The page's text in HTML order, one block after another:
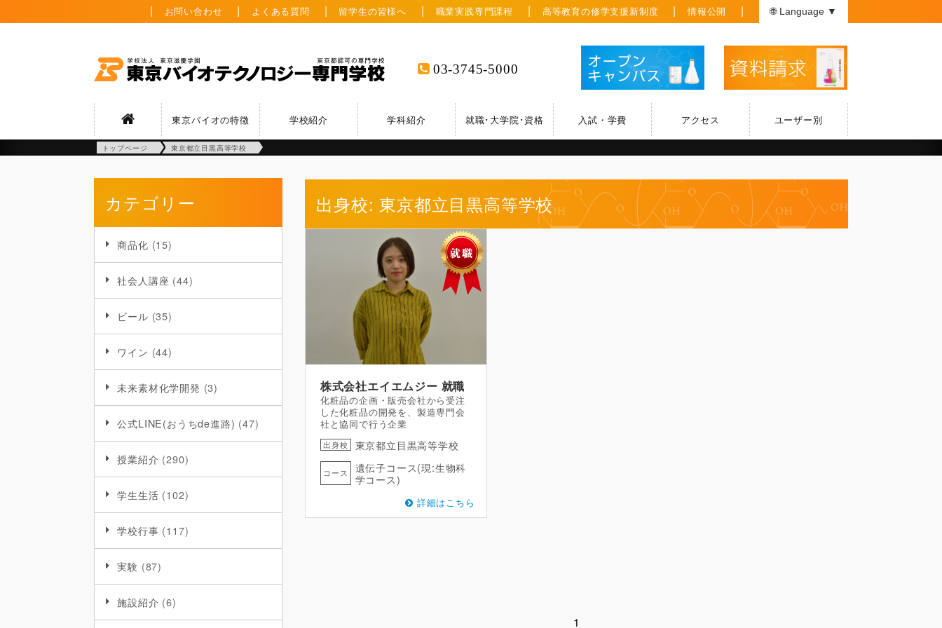
お問い合わせ よくある質問 留学生の皆様へ 職業実践専門課程 高等教育の修学支援新制度 情報公開 🌐 Language ▼
03-3745-5000
東京バイオの特徴 学校紹介 学科紹介 就職･大学院･資格 入試・学費 アクセス ユーザー別
トップページ 東京都立目黒高等学校
カテゴリー
商品化 (15)
社会人講座 (44)
ビール (35)
ワイン (44)
未来素材化学開発 (3)
公式LINE(おうちde進路) (47)
授業紹介 (290)
学生生活 (102)
学校行事 (117)
実験 (87)
施設紹介 (6)
出身校: 東京都立目黒高等学校
株式会社エイエムジー 就職
化粧品の企画・販売会社から受注
した化粧品の開発を、製造専門会
社と協同で行う企業
出身校 東京都立目黒高等学校
コース
遺伝子コース(現:生物科
学コース)
詳細はこちら
1